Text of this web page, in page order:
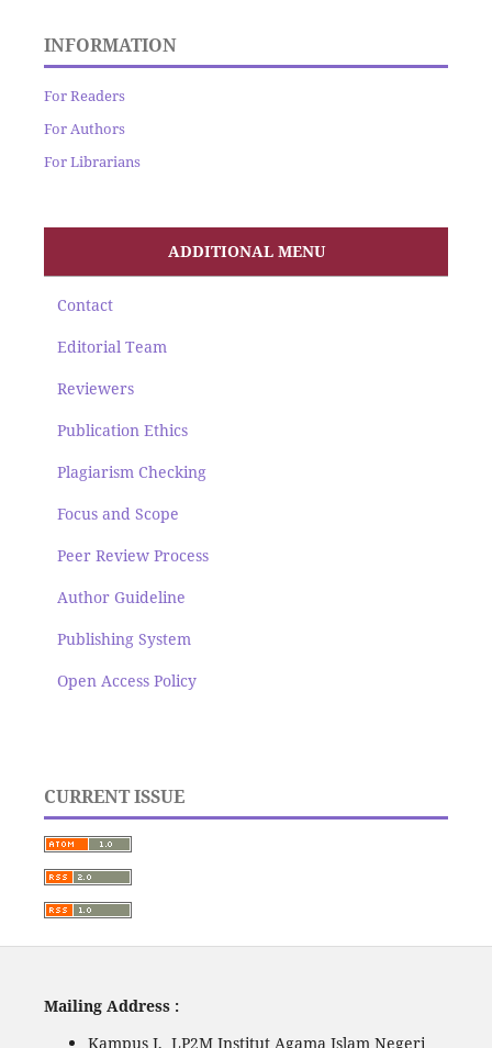
INFORMATION
For Readers
For Authors
For Librarians
ADDITIONAL MENU
Contact
Editorial Team
Reviewers
Publication Ethics
Plagiarism Checking
Focus and Scope
Peer Review Process
Author Guideline
Publishing System
Open Access Policy
CURRENT ISSUE
Mailing Address :
Kampus I, LP2M Institut Agama Islam Negeri